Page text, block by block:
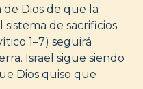
Dios de que la
de sacrificios
1–7) seguirá
Israel sigue siendo
Dios quiso que